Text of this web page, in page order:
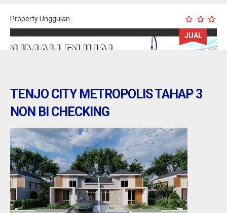
Property Unggulan
JUAL
Tangerang : Rumah dijual di sepatan city
TENJO CITY METROPOLIS TAHAP 3
NON BI CHECKING